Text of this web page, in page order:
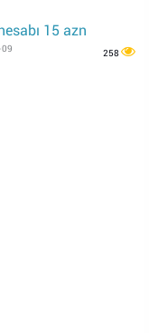
15 azn
258